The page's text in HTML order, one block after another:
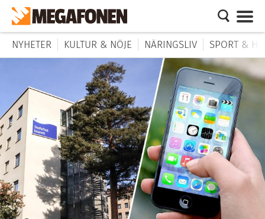
NYHETER KULTUR & NÖJE NÄRINGSLIV SPORT &